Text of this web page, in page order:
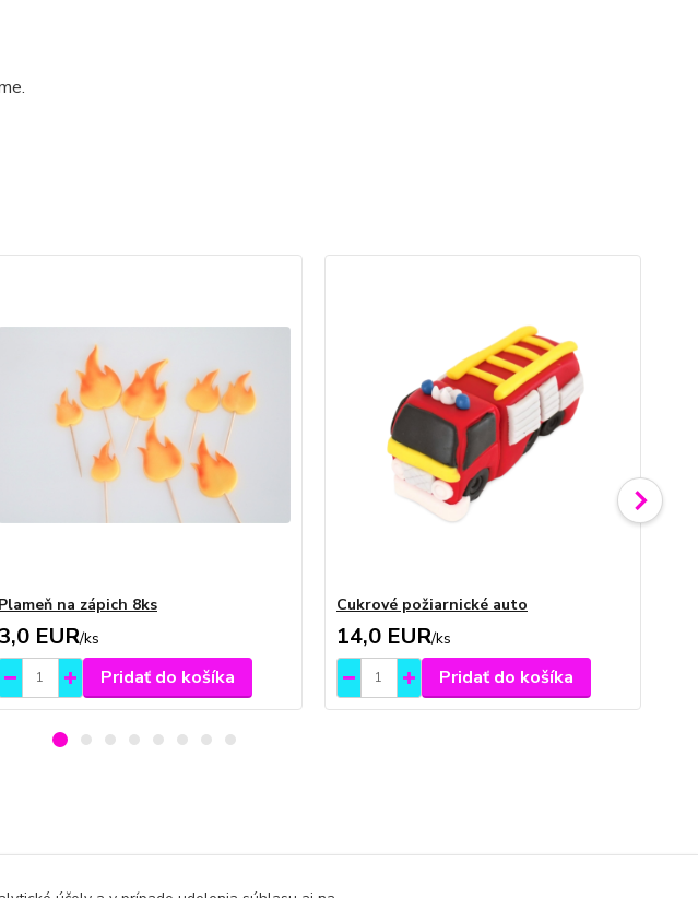
Plameň na zápich 8ks
3,0 EUR/ks
Pridať do košíka
Cukrové požiarnické auto
14,0 EUR/ks
Pridať do košíka